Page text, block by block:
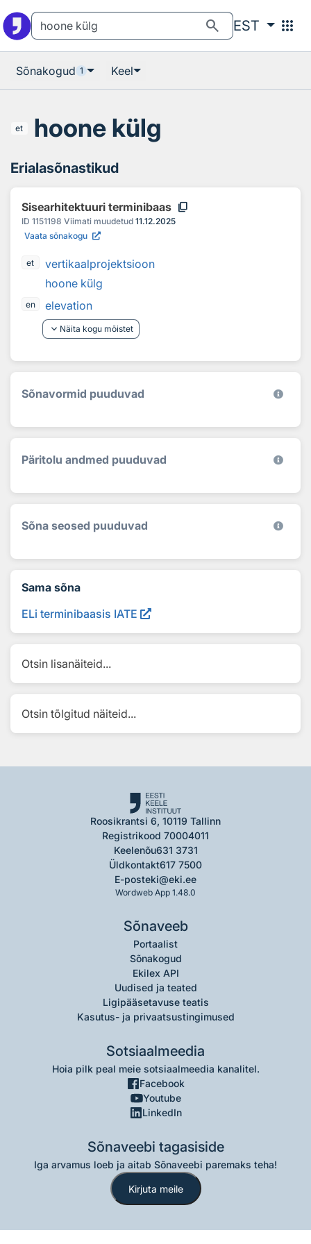
search EST apps
Sõnakogud 1 Keel
et hoone külg
Erialasõnastikud
Sisearhitektuuri terminibaas content_copy
ID 1151198 Viimati muudetud 11.12.2025
Vaata sõnakogu
et
vertikaalprojektsioon
hoone külg
en
elevation
keyboard_arrow_down Näita kogu mõistet
Sõnavormid puuduvad
Päritolu andmed puuduvad
Sõna seosed puuduvad
Sama sõna
ELi terminibaasis IATE
Otsin lisanäiteid...
Otsin tõlgitud näiteid...
Roosikrantsi 6, 10119 Tallinn
Registrikood 70004011
Keelenõu631 3731
Üldkontakt617 7500
E-posteki@eki.ee
Wordweb App 1.48.0
Sõnaveeb
Portaalist
Sõnakogud
Ekilex API
Uudised ja teated
Ligipääsetavuse teatis
Kasutus- ja privaatsustingimused
Sotsiaalmeedia
Hoia pilk peal meie sotsiaalmeedia kanalitel.
Facebook
Youtube
LinkedIn
Sõnaveebi tagasiside
Iga arvamus loeb ja aitab Sõnaveebi paremaks teha!
Kirjuta meile